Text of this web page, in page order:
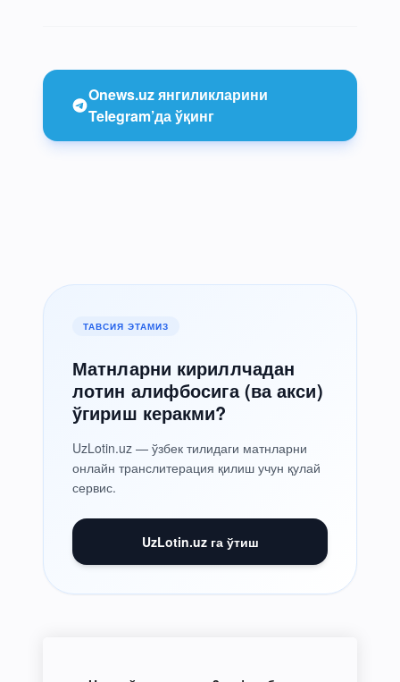
Onews.uz янгиликларини
Telegram’да ўқинг
ТАВСИЯ ЭТАМИЗ
Матнларни кириллчадан
лотин алифбосига (ва акси)
ўгириш керакми?
UzLotin.uz — ўзбек тилидаги матнларни
онлайн транслитерация қилиш учун қулай
сервис.
UzLotin.uz га ўтиш